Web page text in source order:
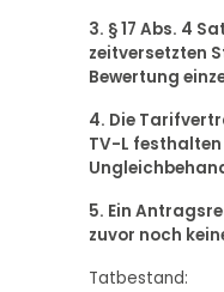
3. § 17 Abs. 4
zeitversetzten
Bewertung
4. Die
TV-L
5. Ein
zuvor noch
Tatbestand: